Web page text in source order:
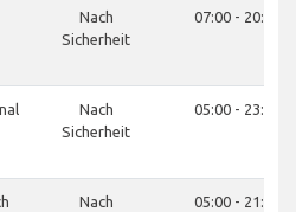
Nach
Sicherheit
07:00 - 20:00
Nach
Sicherheit
05:00 - 23:00
Nach
05:00 - 21:00